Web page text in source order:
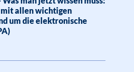
allen wichtigen
um die elektronische